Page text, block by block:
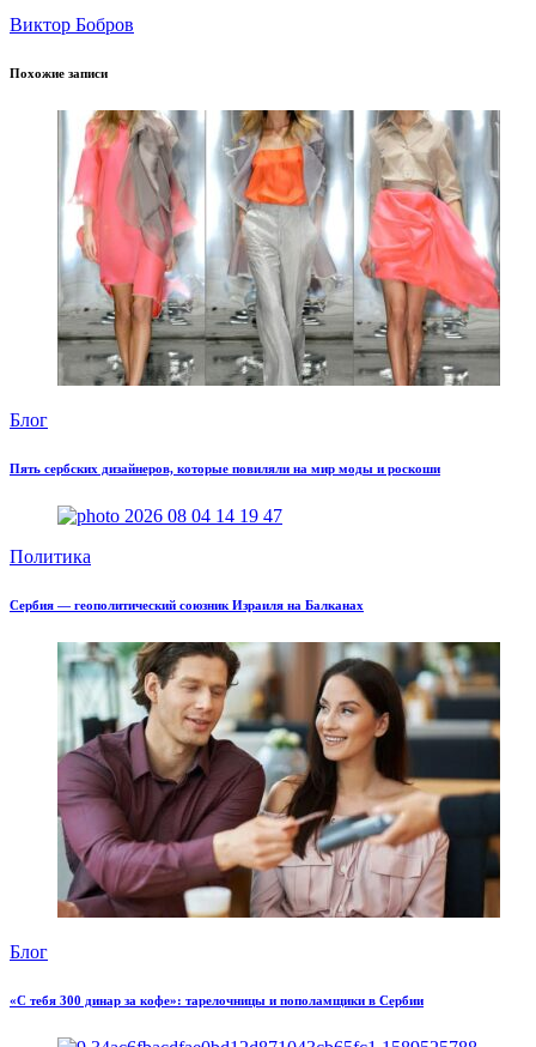
Виктор Бобров
Похожие записи
Блог
Пять сербских дизайнеров, которые повиляли на мир моды и роскоши
Политика
Сербия — геополитический союзник Израиля на Балканах
Блог
«С тебя 300 динар за кофе»: тарелочницы и пополамщики в Сербии